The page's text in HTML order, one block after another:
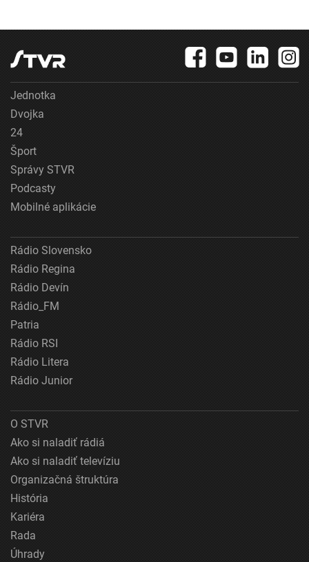
Jednotka
Dvojka
24
Šport
Správy STVR
Podcasty
Mobilné aplikácie
Rádio Slovensko
Rádio Regina
Rádio Devín
Rádio_FM
Patria
Rádio RSI
Rádio Litera
Rádio Junior
O STVR
Ako si naladiť rádiá
Ako si naladiť televíziu
Organizačná štruktúra
História
Kariéra
Rada
Úhrady